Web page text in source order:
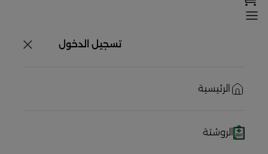
تسجيل الدخول
الرئيسية
الروشتة